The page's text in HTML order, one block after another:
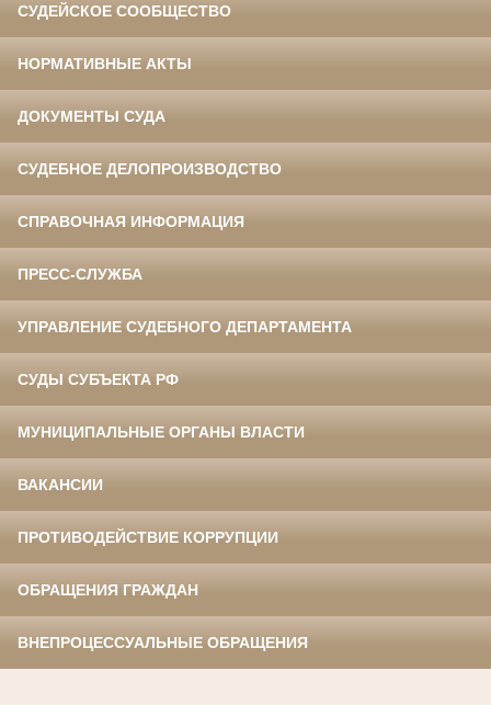
СУДЕЙСКОЕ СООБЩЕСТВО
НОРМАТИВНЫЕ АКТЫ
ДОКУМЕНТЫ СУДА
СУДЕБНОЕ ДЕЛОПРОИЗВОДСТВО
СПРАВОЧНАЯ ИНФОРМАЦИЯ
ПРЕСС-СЛУЖБА
УПРАВЛЕНИЕ СУДЕБНОГО ДЕПАРТАМЕНТА
СУДЫ СУБЪЕКТА РФ
МУНИЦИПАЛЬНЫЕ ОРГАНЫ ВЛАСТИ
ВАКАНСИИ
ПРОТИВОДЕЙСТВИЕ КОРРУПЦИИ
ОБРАЩЕНИЯ ГРАЖДАН
ВНЕПРОЦЕССУАЛЬНЫЕ ОБРАЩЕНИЯ